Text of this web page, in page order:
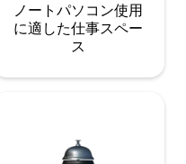
ノートパソコン使用
に適した仕事スペー
ス